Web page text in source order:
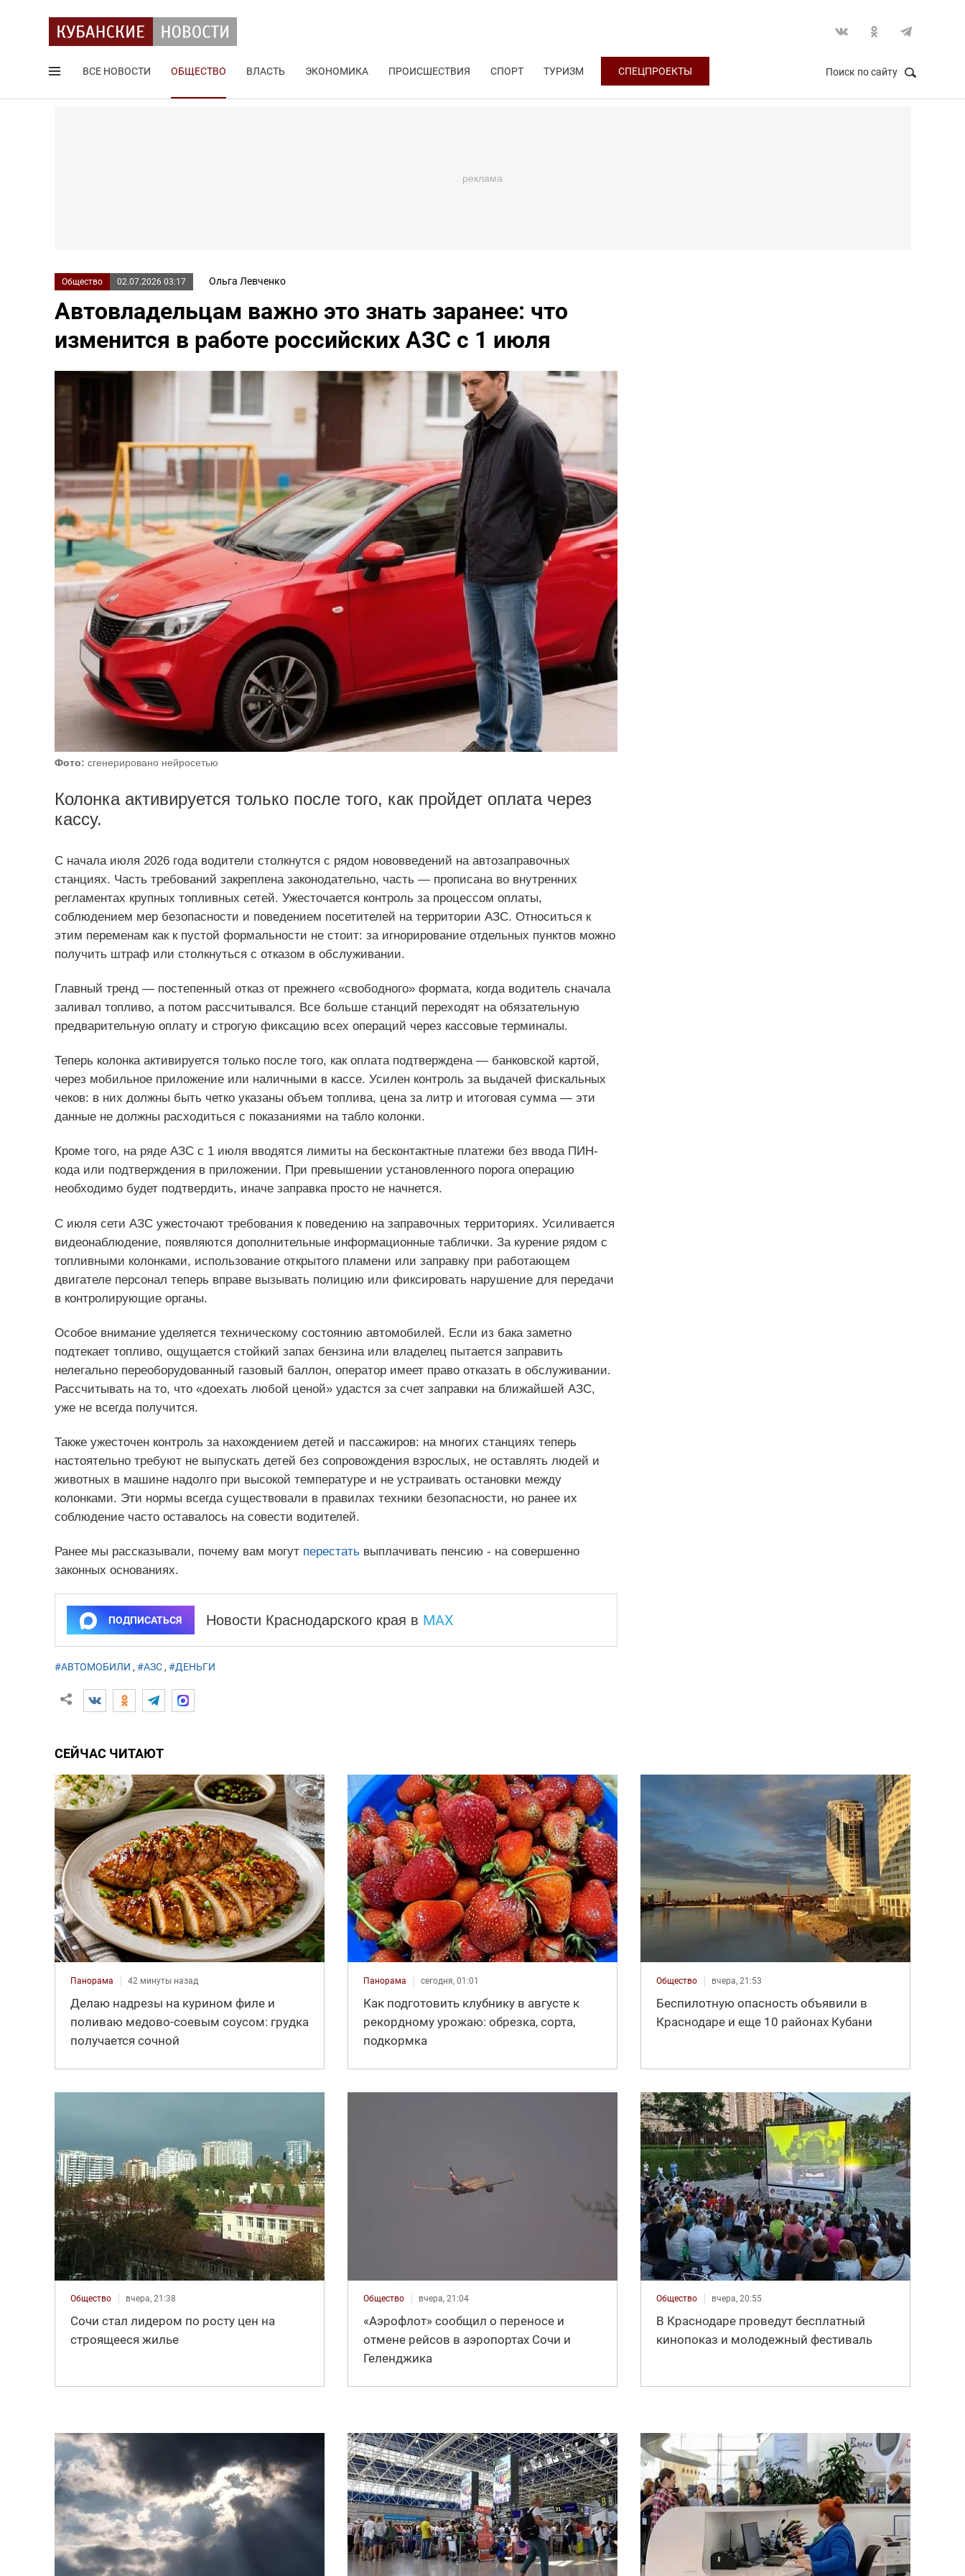
ВСЕ НОВОСТИ ОБЩЕСТВО ВЛАСТЬ ЭКОНОМИКА ПРОИСШЕСТВИЯ СПОРТ ТУРИЗМ СПЕЦПРОЕКТЫ Поиск по сайту
Общество 02.07.2026 03:17 Ольга Левченко
Автовладельцам важно это знать заранее: что
изменится в работе российских АЗС с 1 июля
Фото: сгенерировано нейросетью
Колонка активируется только после того, как пройдет оплата через
кассу.
С начала июля 2026 года водители столкнутся с рядом нововведений на автозаправочных
станциях. Часть требований закреплена законодательно, часть — прописана во внутренних
регламентах крупных топливных сетей. Ужесточается контроль за процессом оплаты,
соблюдением мер безопасности и поведением посетителей на территории АЗС. Относиться к
этим переменам как к пустой формальности не стоит: за игнорирование отдельных пунктов можно
получить штраф или столкнуться с отказом в обслуживании.
Главный тренд — постепенный отказ от прежнего «свободного» формата, когда водитель сначала
заливал топливо, а потом рассчитывался. Все больше станций переходят на обязательную
предварительную оплату и строгую фиксацию всех операций через кассовые терминалы.
Теперь колонка активируется только после того, как оплата подтверждена — банковской картой,
через мобильное приложение или наличными в кассе. Усилен контроль за выдачей фискальных
чеков: в них должны быть четко указаны объем топлива, цена за литр и итоговая сумма — эти
данные не должны расходиться с показаниями на табло колонки.
Кроме того, на ряде АЗС с 1 июля вводятся лимиты на бесконтактные платежи без ввода ПИН-
кода или подтверждения в приложении. При превышении установленного порога операцию
необходимо будет подтвердить, иначе заправка просто не начнется.
С июля сети АЗС ужесточают требования к поведению на заправочных территориях. Усиливается
видеонаблюдение, появляются дополнительные информационные таблички. За курение рядом с
топливными колонками, использование открытого пламени или заправку при работающем
двигателе персонал теперь вправе вызывать полицию или фиксировать нарушение для передачи
в контролирующие органы.
Особое внимание уделяется техническому состоянию автомобилей. Если из бака заметно
подтекает топливо, ощущается стойкий запах бензина или владелец пытается заправить
нелегально переоборудованный газовый баллон, оператор имеет право отказать в обслуживании.
Рассчитывать на то, что «доехать любой ценой» удастся за счет заправки на ближайшей АЗС,
уже не всегда получится.
Также ужесточен контроль за нахождением детей и пассажиров: на многих станциях теперь
настоятельно требуют не выпускать детей без сопровождения взрослых, не оставлять людей и
животных в машине надолго при высокой температуре и не устраивать остановки между
колонками. Эти нормы всегда существовали в правилах техники безопасности, но ранее их
соблюдение часто оставалось на совести водителей.
Ранее мы рассказывали, почему вам могут перестатьвыплачивать пенсию - на совершенно
законных основаниях.
ПОДПИСАТЬСЯ Новости Краснодарского края в MAX
#АВТОМОБИЛИ , #АЗС, #ДЕНЬГИ
СЕЙЧАС ЧИТАЮТ
Панорама 42 минуты назад
Делаю надрезы на курином филе и
поливаю медово-соевым соусом: грудка
получается сочной
Панорама сегодня, 01:01
Как подготовить клубнику в августе к
рекордному урожаю: обрезка, сорта,
подкормка
Общество вчера, 21:53
Беспилотную опасность объявили в
Краснодаре и еще 10 районах Кубани
Общество вчера, 21:38
Сочи стал лидером по росту цен на
строящееся жилье
Общество вчера, 21:04
«Аэрофлот» сообщил о переносе и
отмене рейсов в аэропортах Сочи и
Геленджика
Общество вчера, 20:55
В Краснодаре проведут бесплатный
кинопоказ и молодежный фестиваль